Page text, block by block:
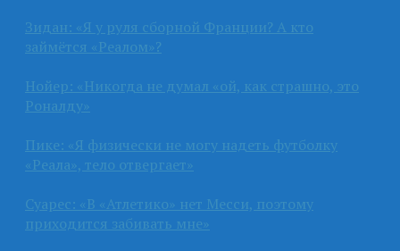
Зидан: «Я у руля сборной Франции? А кто
займётся «Реалом»?
Нойер: «Никогда не думал «ой, как страшно, это
Роналду»
Пике: «Я физически не могу надеть футболку
«Реала», тело отвергает»
Суарес: «В «Атлетико» нет Месси, поэтому
приходится забивать мне»